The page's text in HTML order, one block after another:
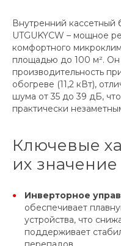
Внутренний кассетный
UTGUKYCW – мощное
комфортного
площадью до 100 м².
производительность
обогреве (11,2 кВт),
шума от 35 до 39 дБ,
практически
Ключевые
их значение
Инверторное
обеспечивает
устройства, что
поддерживает